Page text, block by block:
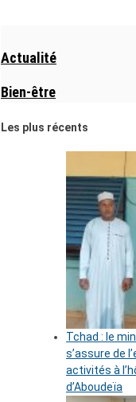
Actualité
Bien-être
Les plus récents
Tchad : le
s’assure de
activités à
d’Aboudeïa